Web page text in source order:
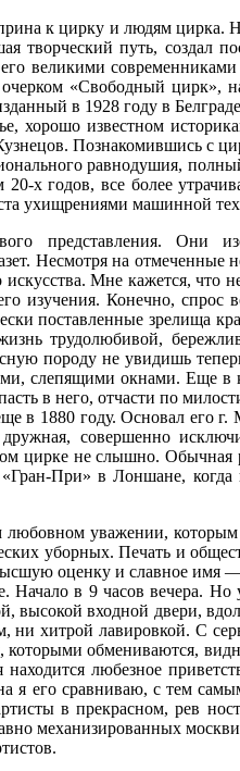
к цирку и людям цирка.
творческий путь, создал
великими
«Свободный
в 1928 году в
хорошо из­вестном
Познакомившись с
равнодушия,
х годов, все более
ухищрениями машинной
представления. Они
Несмотря на отмеченные
Мне кажется,
изучения. Конечно,
поставленные зре­лища
трудолюбивой,
породу не увидишь
слепя­щими окнами. Еще
в него, отчасти по
в 1880 году. Ос­новал его
совершенно
цирке не слышно. Обычная
При» в Лоншане,
уважении,
уборных. Печать и
оценку и славное
Начало в 9 часов вечера.
высокой вход­ной двери,
ни хитрой лавировкой.
обмениваются,
любезное
его сравниваю, с тем
в прекрасном, рев
механизированных